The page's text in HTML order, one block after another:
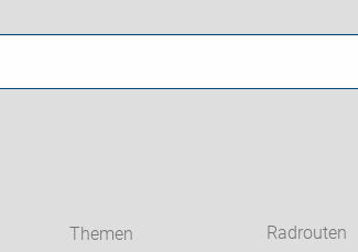
Themen Radrouten